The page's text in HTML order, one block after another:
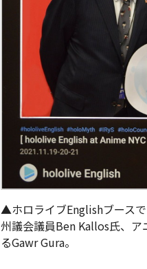
▲ホロライブEnglishブース
州議会議員Ben Kallos氏、
るGawr Gura。